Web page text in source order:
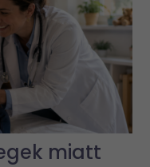
miatt